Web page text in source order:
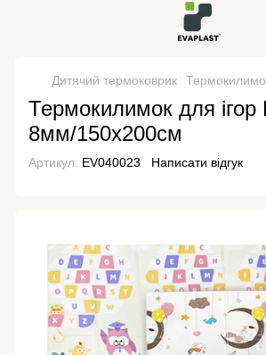
Дитячий термоковрик
Термокилимок для ігор
8мм/150х200см
Артикул: EV040023 Написати відгук